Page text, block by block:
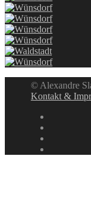
© Alexandre
Kontakt &